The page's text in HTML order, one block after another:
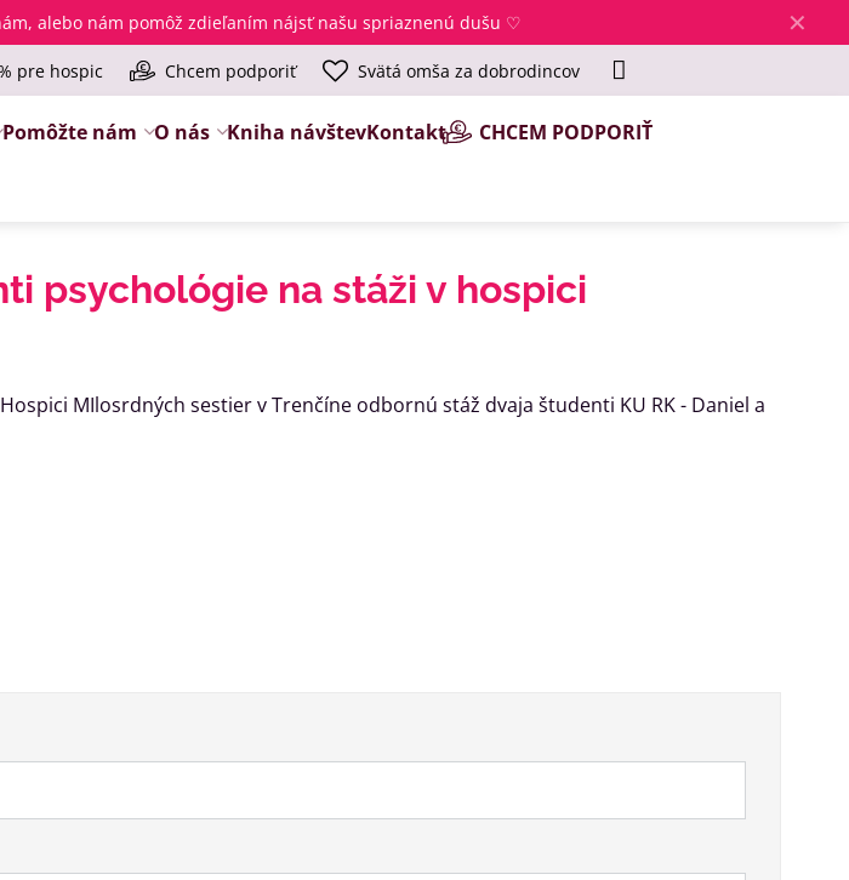
✕
alebo nám pomôž zdieľaním nájsť našu spriaznenú dušu ♡
pre hospic Chcem podporiť Svätá omša za dobrodincov
Pomôžte nám O nás Kniha návštevKontakt CHCEM PODPORIŤ
psychológie na stáži v hospici
MIlosrdných sestier v Trenčíne odbornú stáž dvaja študenti KU RK - Daniel a